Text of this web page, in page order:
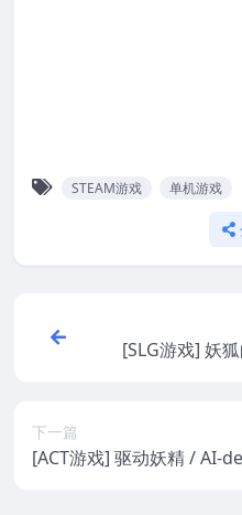
STEAM游戏 单机游戏
[SLG游戏] 妖
下一篇
[ACT游戏] 驱动妖精 / AI-